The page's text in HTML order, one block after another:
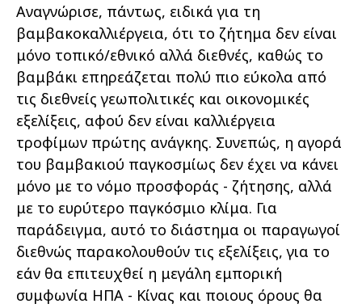
Αναγνώρισε, πάντως, ειδικά για τη
βαμβακοκαλλιέργεια, ότι το ζήτημα δεν είναι
μόνο τοπικό/εθνικό αλλά διεθνές, καθώς το
βαμβάκι επηρεάζεται πολύ πιο εύκολα από
τις διεθνείς γεωπολιτικές και οικονομικές
εξελίξεις, αφού δεν είναι καλλιέργεια
τροφίμων πρώτης ανάγκης. Συνεπώς, η αγορά
του βαμβακιού παγκοσμίως δεν έχει να κάνει
μόνο με το νόμο προσφοράς - ζήτησης, αλλά
με το ευρύτερο παγκόσμιο κλίμα. Για
παράδειγμα, αυτό το διάστημα οι παραγωγοί
διεθνώς παρακολουθούν τις εξελίξεις, για το
εάν θα επιτευχθεί η μεγάλη εμπορική
συμφωνία ΗΠΑ - Κίνας και ποιους όρους θα